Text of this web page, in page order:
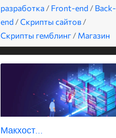
разработка / Front-end / Back-
end /Скрипты сайтов /
Скрипты гемблинг / Магазин
Макхост...